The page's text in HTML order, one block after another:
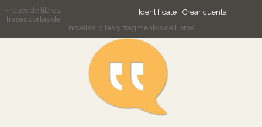
Identifícate Crear cuenta
Frases de libros,
frases cortas de
novelas, citas y fragmentos de libros